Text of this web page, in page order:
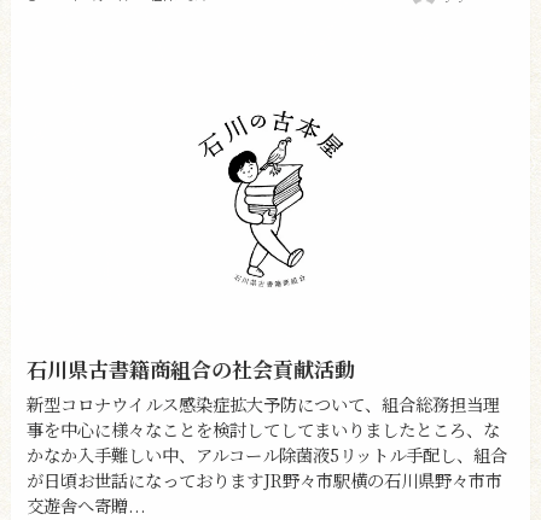
石川県古書籍商組合の社会貢献活動
新型コロナウイルス感染症拡大予防について、組合総務担当理
事を中心に様々なことを検討してしてまいりましたところ、な
かなか入手難しい中、アルコール除菌液5リットル手配し、組合
が日頃お世話になっておりますJR野々市駅横の石川県野々市市
交遊舎へ寄贈...